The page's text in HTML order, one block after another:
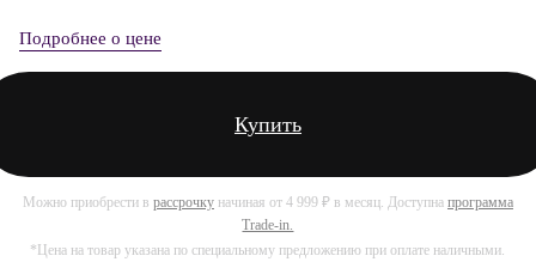
Подробнее о цене
Купить
Можно приобрести в рассрочкуначиная от 4 999 ₽ в месяц. Доступна программа
Trade-in.
*Цена на товар указана по специальному предложению при оплате наличными.